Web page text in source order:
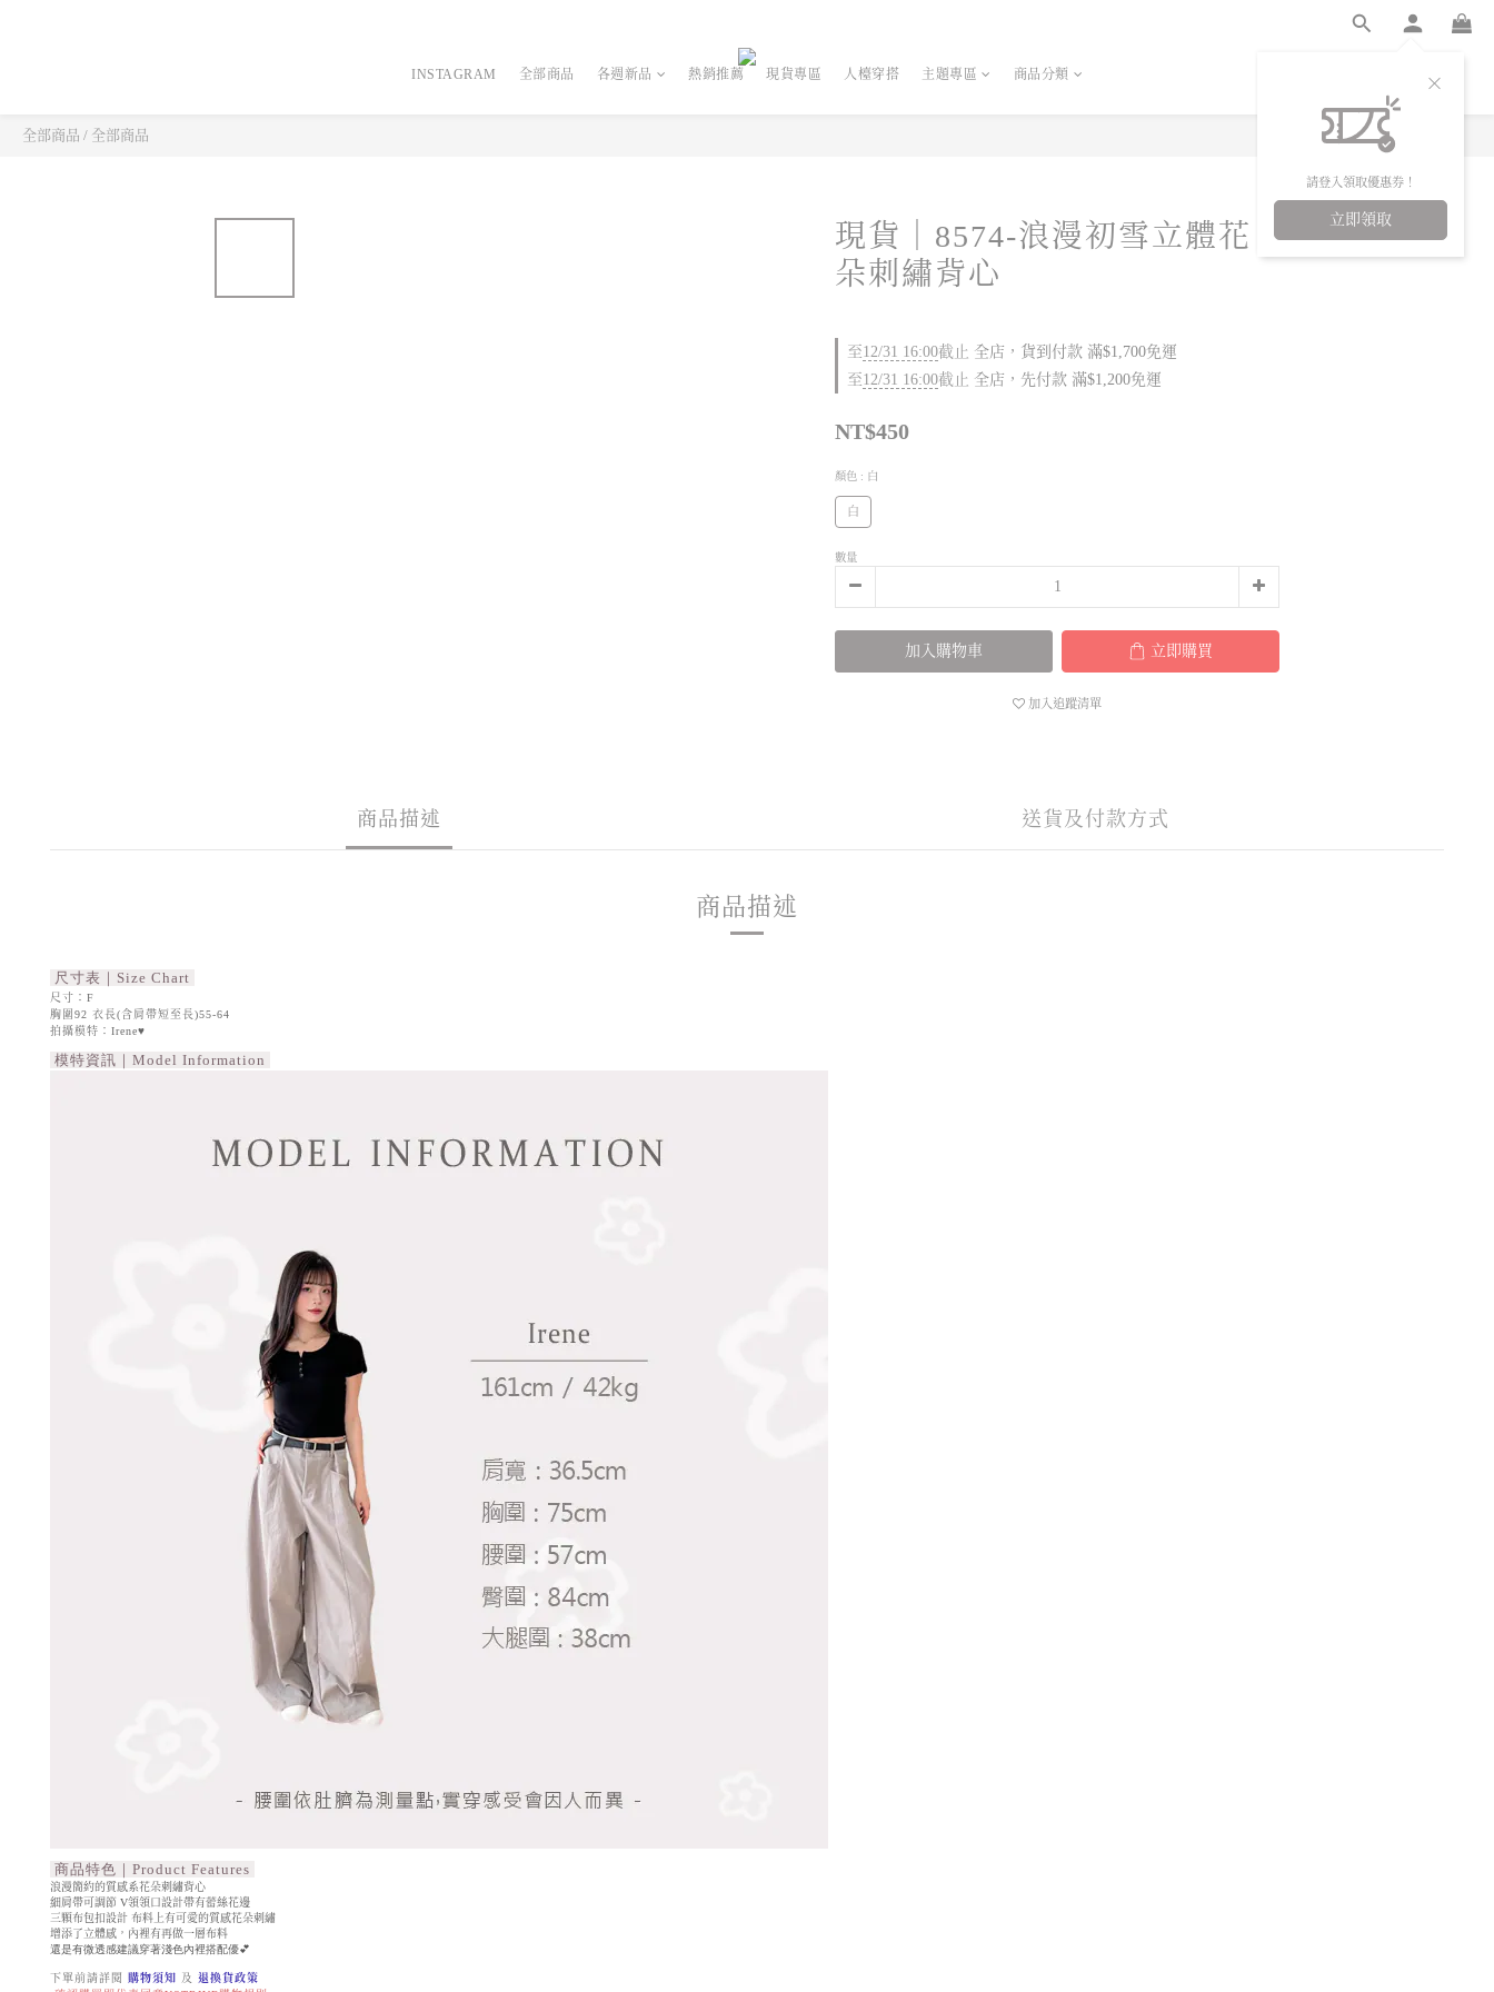
請登入領取優惠券！
立即領取
INSTAGRAM 全部商品 各週新品 熱銷推薦 現貨專區 人檯穿搭 主題專區 商品分類
全部商品 / 全部商品
現貨｜8574-浪漫初雪立體花
朵刺繡背心
至12/31 16:00截止 全店，貨到付款 滿$1,700免運
至12/31 16:00截止 全店，先付款 滿$1,200免運
NT$450
顏色 : 白
白
數量
加入購物車 立即購買
加入追蹤清單
商品描述 送貨及付款方式
商品描述
尺寸表｜Size Chart
尺寸：F
胸圍92 衣長(含肩帶短至長)55-64
拍攝模特：Irene♥
模特資訊｜Model Information
商品特色｜Product Features
浪漫簡約的質感系花朵刺繡背心
細肩帶可調節 V領領口設計帶有蕾絲花邊
三顆布包扣設計 布料上有可愛的質感花朵刺繡
增添了立體感，內裡有再做一層布料
還是有微透感建議穿著淺色內裡搭配優💕
下單前請詳閱 購物須知 及 退換貨政策